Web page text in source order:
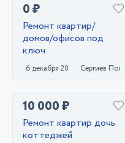
0 ₽
Ремонт квартир/
домов/офисов под
ключ
6 декабря 2020 Сергиев Посад
10 000 ₽
Ремонт квартир дочь
коттеджей